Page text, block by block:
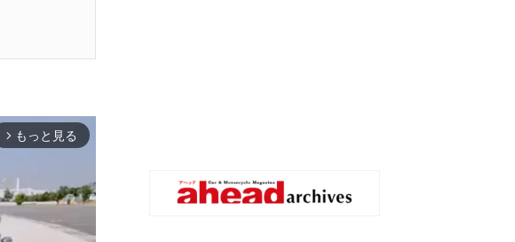
arrow_forward_ios もっと見る